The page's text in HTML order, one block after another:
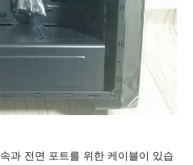
과 전면 포트를 위한 케이블이 있습